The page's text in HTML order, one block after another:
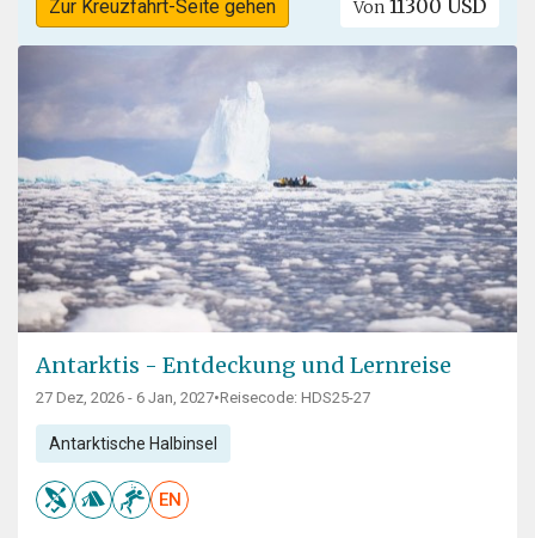
Zur Kreuzfahrt-Seite gehen Von 11300 USD
Antarktis - Entdeckung und Lernreise
27 Dez, 2026 - 6 Jan, 2027•Reisecode: HDS25-27
Antarktische Halbinsel
EN